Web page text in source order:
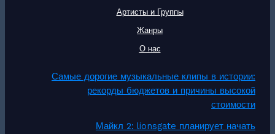
Артисты и Группы
Жанры
О нас
Самые дорогие музыкальные клипы в истории:
рекорды бюджетов и причины высокой
стоимости
Майкл 2: lionsgate планирует начать